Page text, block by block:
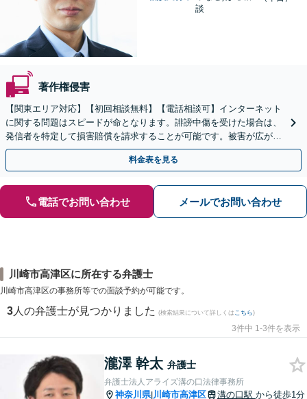
談
著作権侵害
【関東エリア対応】【初回相談無料】【電話相談可】インターネット
に関する問題はスピードが命となります。誹謗中傷を受けた場合は、
発信者を特定して損害賠償を請求することが可能です。被害が広がる
前にご相談ください。【土曜・夜間対応】
料金表を見る
電話でお問い合わせ メールでお問い合わせ
川崎市高津区に所在する弁護士
川崎市高津区の事務所等での面談予約が可能です。
3 人の弁護士が見つかりました (検索結果について詳しくは こちら)
3件中 1-3件を表示
瀧澤 幹太 弁護士
弁護士法人アライズ溝の口法律事務所
神奈川県|川崎市高津区 溝の口駅 から徒歩1分